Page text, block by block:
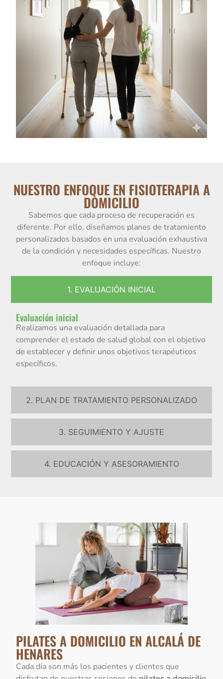
NUESTRO ENFOQUE EN FISIOTERAPIA A
DOMICILIO
Sabemos que cada proceso de recuperación es
diferente. Por ello, diseñamos planes de tratamiento
personalizados basados en una evaluación exhaustiva
de la condición y necesidades específicas. Nuestro
enfoque incluye:
1. EVALUACIÓN INICIAL
2. PLAN DE TRATAMIENTO PERSONALIZADO
3. SEGUIMIENTO Y AJUSTE
4. EDUCACIÓN Y ASESORAMIENTO
Evaluación inicial
Realizamos una evaluación detallada para
comprender el estado de salud global con el objetivo
de establecer y definir unos objetivos terapéuticos
específicos.
PILATES A DOMICILIO EN ALCALÁ DE
HENARES
Cada día son más los pacientes y clientes que